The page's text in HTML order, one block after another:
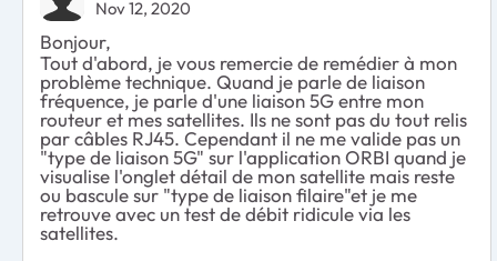
Nov 12, 2020
Bonjour,
Tout d'abord, je vous remercie de remédier à mon
problème technique. Quand je parle de liaison
fréquence, je parle d'une liaison 5G entre mon
routeur et mes satellites. Ils ne sont pas du tout relis
par câbles RJ45. Cependant il ne me valide pas un
"type de liaison 5G" sur l'application ORBI quand je
visualise l'onglet détail de mon satellite mais reste
ou bascule sur "type de liaison filaire"et je me
retrouve avec un test de débit ridicule via les
satellites.